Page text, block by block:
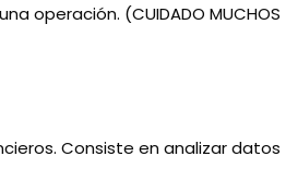
operación. (CUIDADO MUCHOS
Consiste en analizar datos